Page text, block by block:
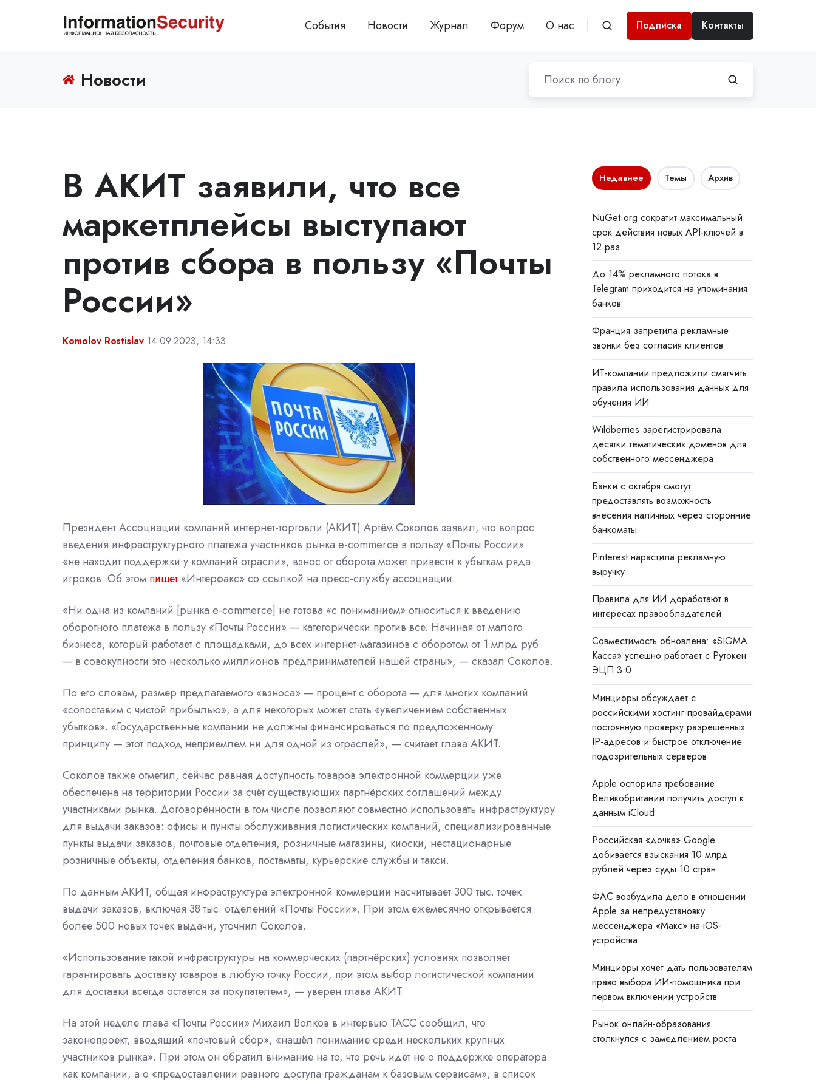
События Новости Журнал Форум О нас Подписка Контакты
Новости
В АКИТ заявили, что все
маркетплейсы выступают
против сбора в пользу «Почты
России»
Komolov Rostislav 14.09.2023, 14:33
Президент Ассоциации компаний интернет-торговли (АКИТ) Артём Соколов заявил, что вопрос
введения инфраструктурного платежа участников рынка e-commerce в пользу «Почты России»
«не находит поддержки у компаний отрасли», взнос от оборота может привести к убыткам ряда
игроков. Об этом пишет «Интерфакс» со ссылкой на пресс-службу ассоциации.
«Ни одна из компаний [рынка e-commerce] не готова «с пониманием» относиться к введению
оборотного платежа в пользу «Почты России» — категорически против все. Начиная от малого
бизнеса, который работает с площадками, до всех интернет-магазинов с оборотом от 1 млрд руб.
— в совокупности это несколько миллионов предпринимателей нашей страны», — сказал Соколов.
По его словам, размер предлагаемого «взноса» — процент с оборота — для многих компаний
«сопоставим с чистой прибылью», а для некоторых может стать «увеличением собственных
убытков». «Государственные компании не должны финансироваться по предложенному
принципу — этот подход неприемлем ни для одной из отраслей», — считает глава АКИТ.
Соколов также отметил, сейчас равная доступность товаров электронной коммерции уже
обеспечена на территории России за счёт существующих партнёрских соглашений между
участниками рынка. Договорённости в том числе позволяют совместно использовать инфраструктуру
для выдачи заказов: офисы и пункты обслуживания логистических компаний, специализированные
пункты выдачи заказов, почтовые отделения, розничные магазины, киоски, нестационарные
розничные объекты, отделения банков, постаматы, курьерские службы и такси.
По данным АКИТ, общая инфраструктура электронной коммерции насчитывает 300 тыс. точек
выдачи заказов, включая 38 тыс. отделений «Почты России». При этом ежемесячно открывается
более 500 новых точек выдачи, уточнил Соколов.
«Использование такой инфраструктуры на коммерческих (партнёрских) условиях позволяет
гарантировать доставку товаров в любую точку России, при этом выбор логистической компании
для доставки всегда остаётся за покупателем», — уверен глава АКИТ.
На этой неделе глава «Почты России» Михаил Волков в интервью ТАССсообщил, что
законопроект, вводящий «почтовый сбор», «нашёл понимание среди нескольких крупных
участников рынка». При этом он обратил внимание на то, что речь идёт не о поддержке оператора
как компании, а о «предоставлении равного доступа гражданам к базовым сервисам», в список
Недавнее Темы Архив
NuGet.org сократит максимальный
срок действия новых API-ключей в
12 раз
До 14% рекламного потока в
Telegram приходится на упоминания
банков
Франция запретила рекламные
звонки без согласия клиентов
ИТ-компании предложили смягчить
правила использования данных для
обучения ИИ
Wildberries зарегистрировала
десятки тематических доменов для
собственного мессенджера
Банки с октября смогут
предоставлять возможность
внесения наличных через сторонние
банкоматы
Pinterest нарастила рекламную
выручку
Правила для ИИ доработают в
интересах правообладателей
Совместимость обновлена: «SIGMA
Касса» успешно работает с Рутокен
ЭЦП 3.0
Минцифры обсуждает с
российскими хостинг-провайдерами
постоянную проверку разрешённых
IP-адресов и быстрое отключение
подозрительных серверов
Apple оспорила требование
Великобритании получить доступ к
данным iCloud
Российская «дочка» Google
добивается взыскания 10 млрд
рублей через суды 10 стран
ФАС возбудила дело в отношении
Apple за непредустановку
мессенджера «Макс» на iOS-
устройства
Минцифры хочет дать пользователям
право выбора ИИ-помощника при
первом включении устройств
Рынок онлайн-образования
столкнулся с замедлением роста